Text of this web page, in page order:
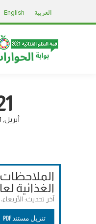
العربية English
أبريل
الملاحظات
الغذائية لعام
آخر تحديث: الأربعاء، 12 مايو 2021 19:03 UTC
تنزيل مستند PDF